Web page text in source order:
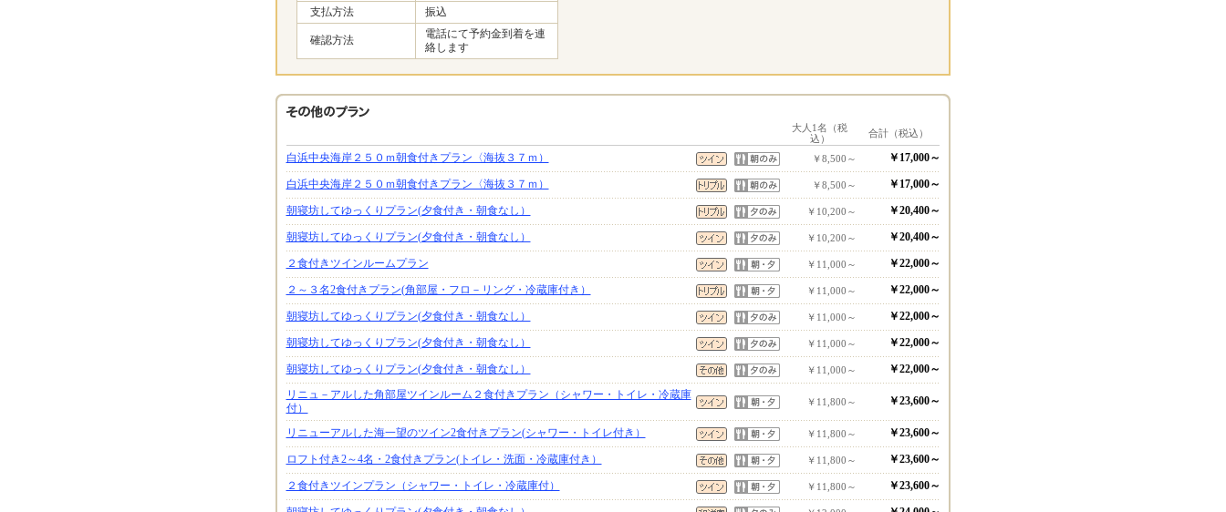
支払方法
振込
確認方法
電話にて予約金到着を連
絡します
大人1名（税
込）
合計（税込）
白浜中央海岸２５０ｍ朝食付きプラン〈海抜３７ｍ） ￥8,500～ ￥17,000～
白浜中央海岸２５０ｍ朝食付きプラン〈海抜３７ｍ） ￥8,500～ ￥17,000～
朝寝坊してゆっくりプラン(夕食付き・朝食なし） ￥10,200～ ￥20,400～
朝寝坊してゆっくりプラン(夕食付き・朝食なし） ￥10,200～ ￥20,400～
２食付きツインルームプラン ￥11,000～ ￥22,000～
２～３名2食付きプラン(角部屋・フロ－リング・冷蔵庫付き） ￥11,000～ ￥22,000～
朝寝坊してゆっくりプラン(夕食付き・朝食なし） ￥11,000～ ￥22,000～
朝寝坊してゆっくりプラン(夕食付き・朝食なし） ￥11,000～ ￥22,000～
朝寝坊してゆっくりプラン(夕食付き・朝食なし） ￥11,000～
￥22,000～
リニュ－アルした角部屋ツインルーム２食付きプラン（シャワー・トイレ・冷蔵庫
付）
￥11,800～ ￥23,600～
リニューアルした海一望のツイン2食付きプラン(シャワー・トイレ付き） ￥11,800～ ￥23,600～
ロフト付き2～4名・2食付きプラン(トイレ・洗面・冷蔵庫付き） ￥11,800～ ￥23,600～
２食付きツインプラン（シャワー・トイレ・冷蔵庫付） ￥11,800～ ￥23,600～